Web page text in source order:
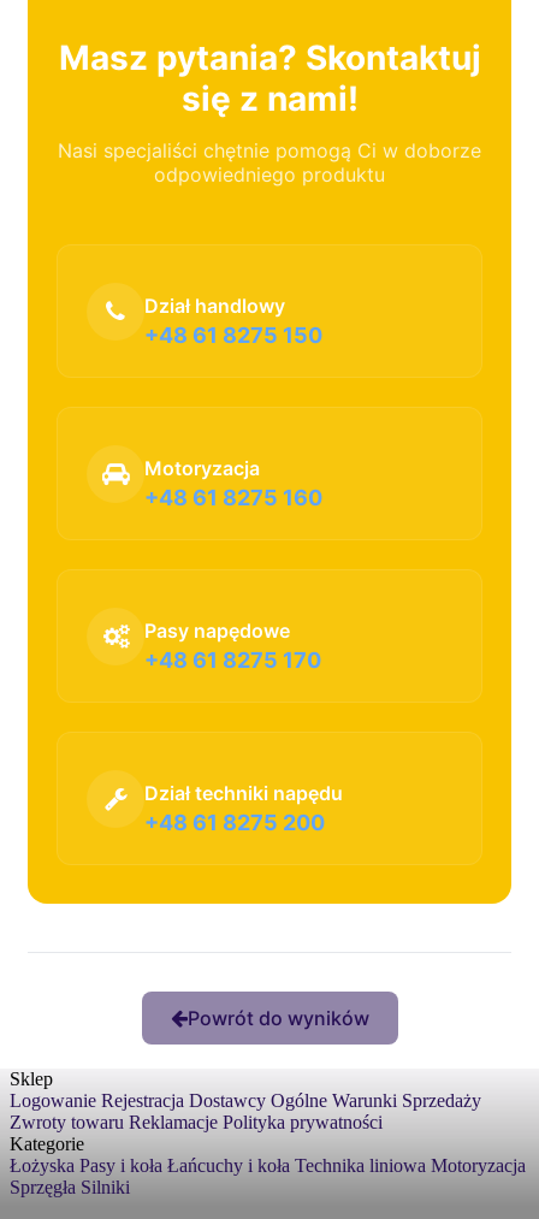
Masz pytania? Skontaktuj
się z nami!
Nasi specjaliści chętnie pomogą Ci w doborze
odpowiedniego produktu
Dział handlowy
+48 61 8275 150
Motoryzacja
+48 61 8275 160
Pasy napędowe
+48 61 8275 170
Dział techniki napędu
+48 61 8275 200
Powrót do wyników
Sklep
Logowanie Rejestracja Dostawcy Ogólne Warunki Sprzedaży
Zwroty towaru Reklamacje Polityka prywatności
Kategorie
Łożyska Pasy i koła Łańcuchy i koła Technika liniowa Motoryzacja
Sprzęgła Silniki